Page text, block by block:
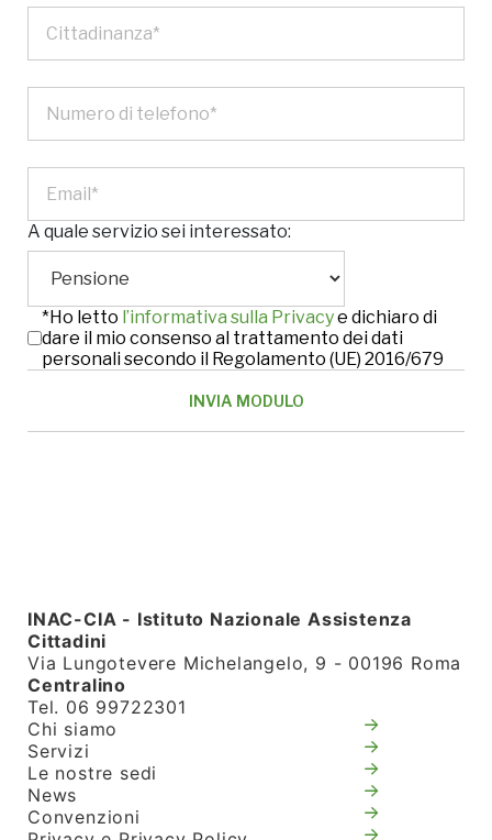
A quale servizio sei interessato:
*Ho letto l’informativa sulla Privacye dichiaro di
dare il mio consenso al trattamento dei dati
personali secondo il Regolamento (UE) 2016/679
INAC-CIA - Istituto Nazionale Assistenza
Cittadini
Via Lungotevere Michelangelo, 9 - 00196 Roma
Centralino
Tel. 06 99722301
Chi siamo
Servizi
Le nostre sedi
News
Convenzioni